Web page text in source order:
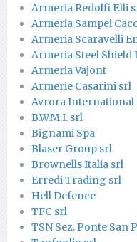
Armeria Redolfi F.lli
Armeria Sampei
Armeria Scaravelli
Armeria Steel Shield
Armeria Vajont
Armerie Casarini srl
Avrora International
B.W.M.I. srl
Bignami Spa
Blaser Group srl
Brownells Italia srl
Erredi Trading srl
Hell Defence
TFC srl
TSN Sez. Ponte San